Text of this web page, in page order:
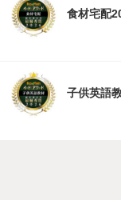
食材宅配
子供英語